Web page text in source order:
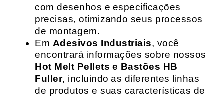
com desenhos e especificações
precisas, otimizando seus processos
de montagem.
Em Adesivos Industriais, você
encontrará informações sobre nossos
Hot Melt Pellets e Bastões HB
Fuller, incluindo as diferentes linhas
de produtos e suas características de